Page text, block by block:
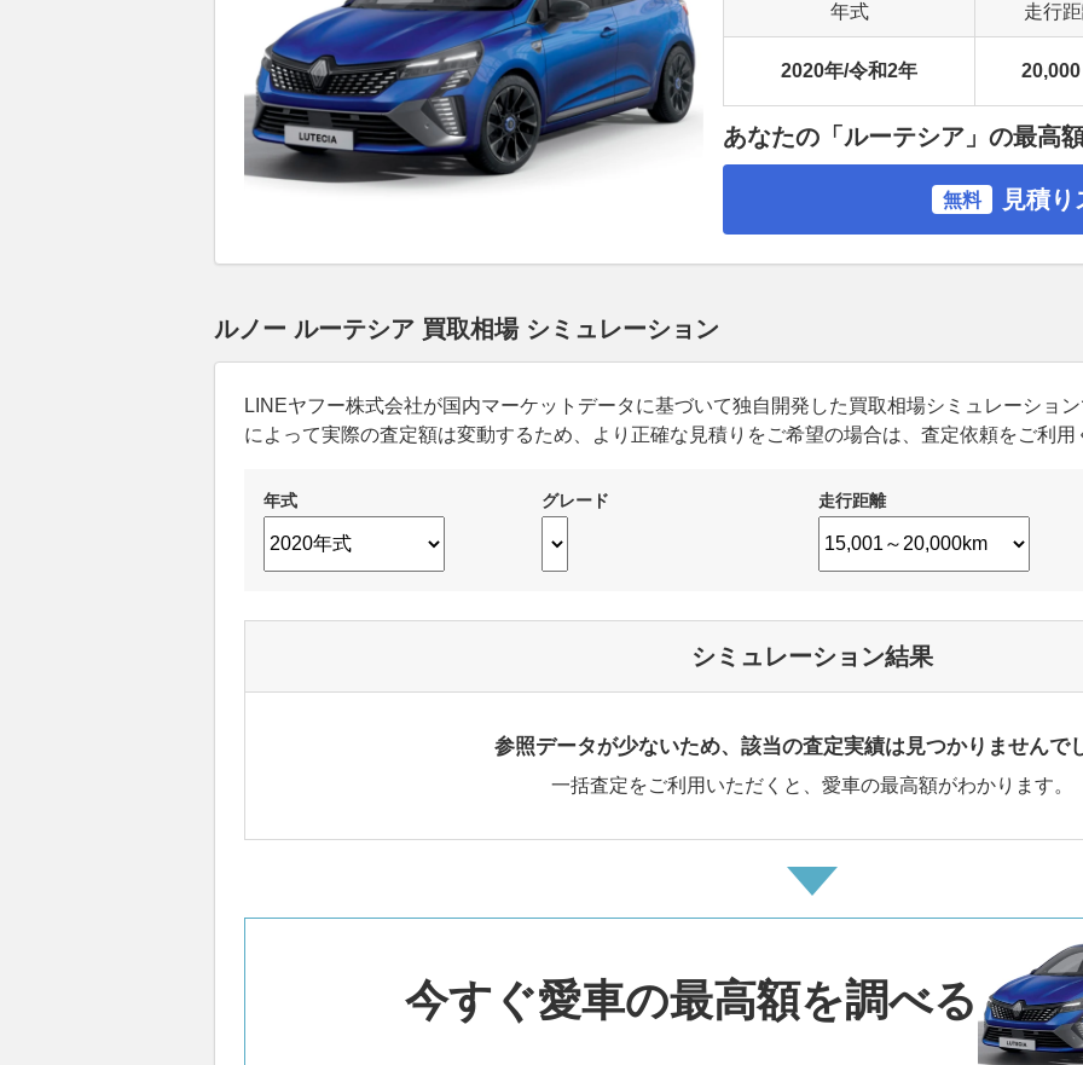
年式 走行
2020年/令和2年 20,000
あなたの「ルーテシア」の最高
無料 見積
ルノー ルーテシア 買取相場 シミュレーション
LINEヤフー株式会社が国内マーケットデータに基づいて独自開発した買取相場シミュレーショ
によって実際の査定額は変動するため、より正確な見積りをご希望の場合は、査定依頼をご利用
年式 グレード 走行距離
シミュレーション結果
参照データが少ないため、該当の査定実績は見つかりませんで
一括査定をご利用いただくと、愛車の最高額がわかります。
今すぐ愛車の最高額を調べる